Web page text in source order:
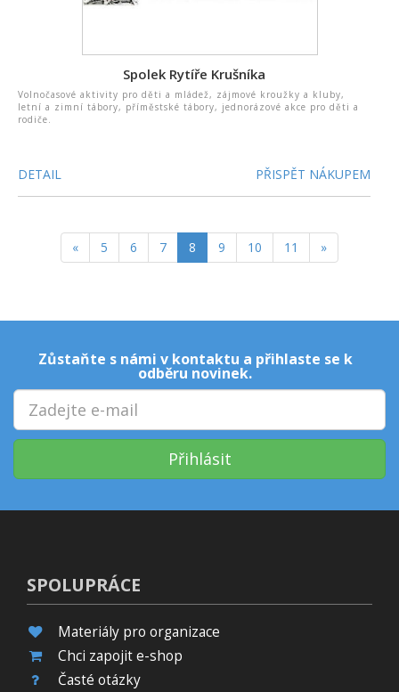
Spolek Rytíře Krušníka
Volnočasové aktivity pro děti a mládež, zájmové kroužky a kluby,
letní a zimní tábory, příměstské tábory, jednorázové akce pro děti a
rodiče.
DETAIL PŘISPĚT NÁKUPEM
« 5 6 7 8 9 10 11 »
Zůstaňte s námi v kontaktu a přihlaste se k
odběru novinek.
Přihlásit
SPOLUPRÁCE
Materiály pro organizace
Chci zapojit e-shop
Časté otázky